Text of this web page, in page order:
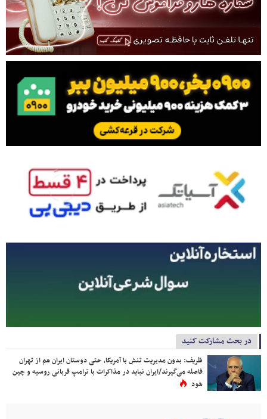
در بحث مشارکت کنید
ظریف: بدون مدیریت تنش با آمریکا، حتی دوستان ایران هم از تهران
فاصله می‌گیرند/ایران نباید در مذاکرات با ترامپ قربانی روسیه و چین
شود